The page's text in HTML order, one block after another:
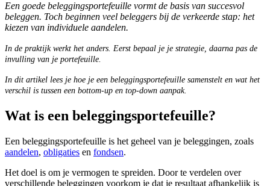
screen
reader,
press
+
/".
shortcut
activates
screen
help
you
navigate
and
Een goede beleggingsportefeuille vormt de basis van succesvol
beleggen. Toch beginnen veel beleggers bij de verkeerde stap: het
kiezen van individuele aandelen.
In de praktijk werkt het anders. Eerst bepaal je je strategie, daarna pas de
invulling van je portefeuille.
In dit artikel lees je hoe je een beleggingsportefeuille samenstelt en wat het
verschil is tussen een bottom-up en top-down aanpak.
Wat is een beleggingsportefeuille?
Een beleggingsportefeuille is het geheel van je beleggingen, zoals
aandelen, obligaties en fondsen.
Het doel is om je vermogen te spreiden. Door te verdelen over
verschillende beleggingen voorkom je dat je resultaat afhankelijk is